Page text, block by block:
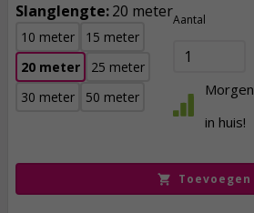
Slanglengte:20 meter
10 meter
15 meter
20 meter
25 meter
30 meter
50 meter
Aantal
Morgen
in huis!
Toevoegen